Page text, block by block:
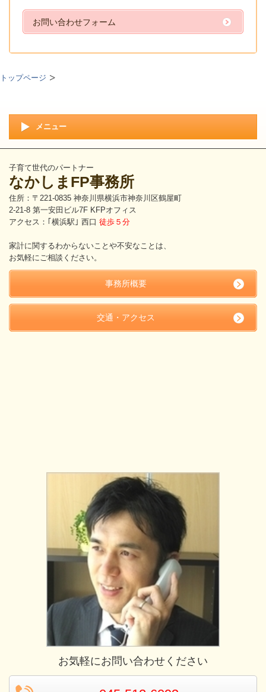
お問い合わせフォーム
トップページ
メニュー
子育て世代のパートナー
なかしまFP事務所
住所：〒221-0835 神奈川県横浜市神奈川区鶴屋町
2-21-8 第一安田ビル7F KFPオフィス
アクセス：｢横浜駅｣ 西口 徒歩５分
家計に関するわからないことや不安なことは、
お気軽にご相談ください。
事務所概要
交通・アクセス
お気軽にお問い合わせください